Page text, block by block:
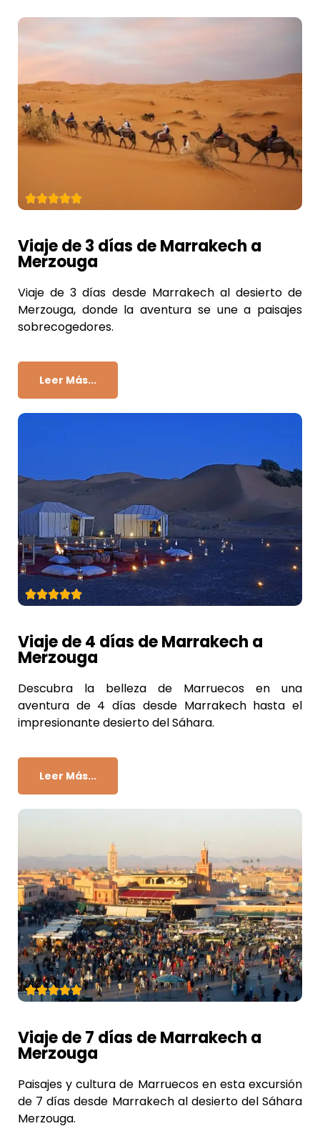
Viaje de 3 días de Marrakech a
Merzouga
Viaje de 3 días desde Marrakech al desierto de
Merzouga, donde la aventura se une a paisajes
sobrecogedores.
Leer Más...
Viaje de 4 días de Marrakech a
Merzouga
Descubra la belleza de Marruecos en una
aventura de 4 días desde Marrakech hasta el
impresionante desierto del Sáhara.
Leer Más...
Viaje de 7 días de Marrakech a
Merzouga
Paisajes y cultura de Marruecos en esta excursión
de 7 días desde Marrakech al desierto del Sáhara
Merzouga.